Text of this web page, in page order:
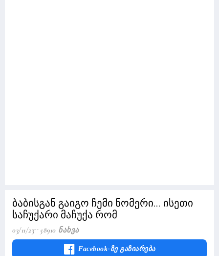
ბაბისგან გაიგო ჩემი ნომერი... ისეთი
საჩუქარი მაჩუქა რომ
03/11/23 58910 Ნახვა
Facebook-Ზე Გაზიარება